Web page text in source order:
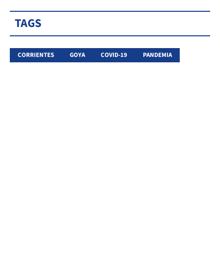
TAGS
CORRIENTES GOYA COVID-19 PANDEMIA